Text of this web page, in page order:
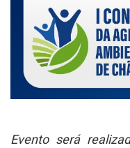
Evento será